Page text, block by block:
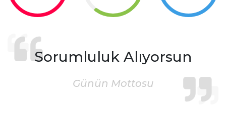
Sorumluluk Alıyorsun
Günün Mottosu